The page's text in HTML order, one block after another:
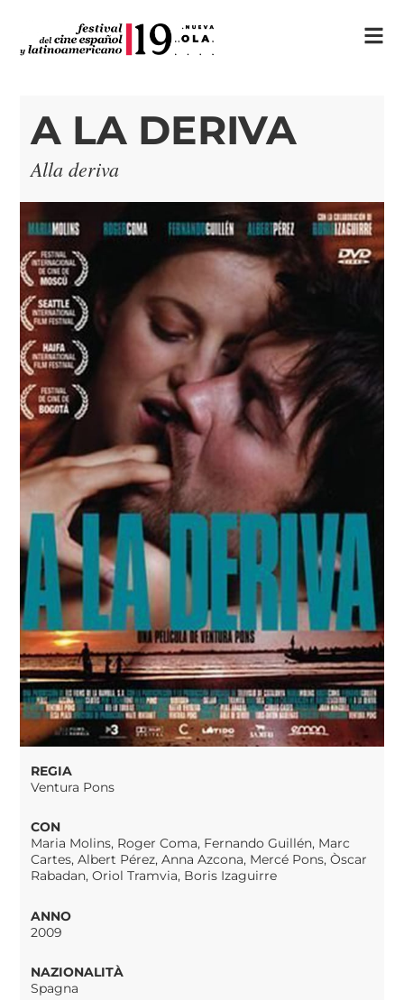
A LA DERIVA
Alla deriva
REGIA
Ventura Pons
CON
Maria Molins, Roger Coma, Fernando Guillén, Marc
Cartes, Albert Pérez, Anna Azcona, Mercé Pons, Òscar
Rabadan, Oriol Tramvia, Boris Izaguirre
ANNO
2009
NAZIONALITÀ
Spagna